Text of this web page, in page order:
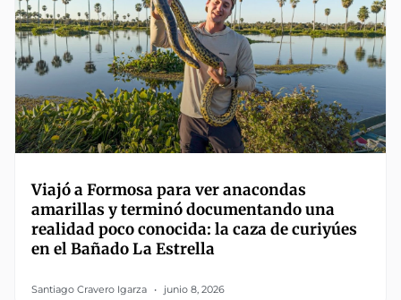
Viajó a Formosa para ver anacondas
amarillas y terminó documentando una
realidad poco conocida: la caza de curiyúes
en el Bañado La Estrella
Santiago Cravero Igarza junio 8, 2026